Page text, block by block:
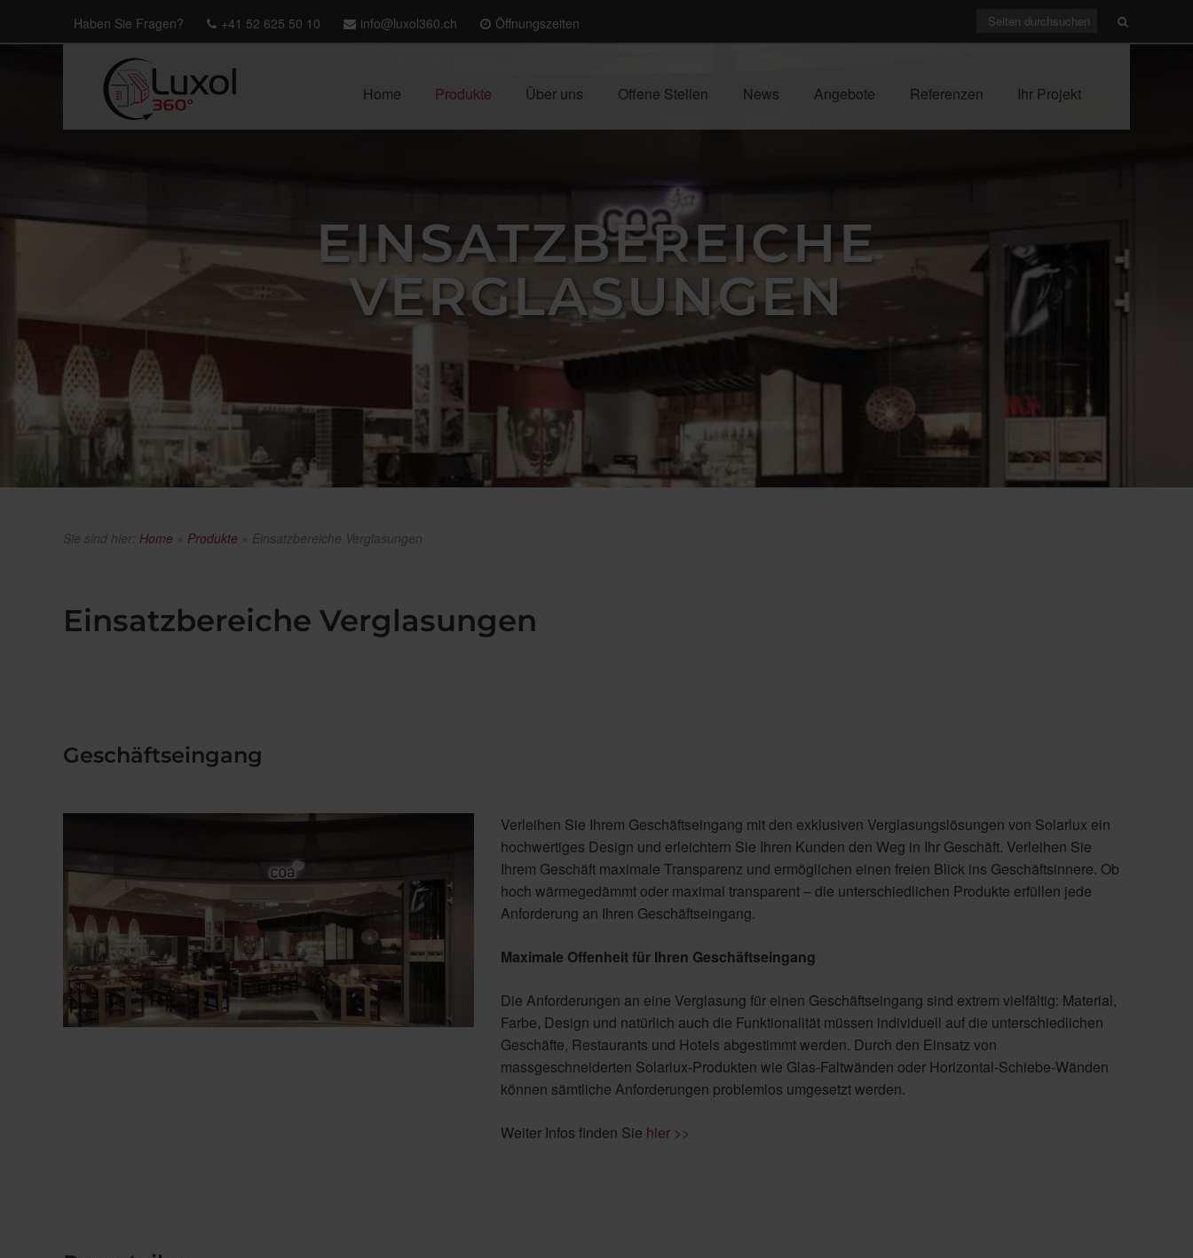
Haben Sie Fragen? +41 52 625 50 10 info@luxol360.ch Öffnungszeiten
Home Produkte Über uns Offene Stellen News Angebote Referenzen Ihr Projekt
EINSATZBEREICHE
VERGLASUNGEN
Sie sind hier: Home » Produkte » Einsatzbereiche Verglasungen
Einsatzbereiche Verglasungen
Geschäftseingang
Verleihen Sie Ihrem Geschäftseingang mit den exklusiven Verglasungslösungen von Solarlux ein
hochwertiges Design und erleichtern Sie Ihren Kunden den Weg in Ihr Geschäft. Verleihen Sie
Ihrem Geschäft maximale Transparenz und ermöglichen einen freien Blick ins Geschäftsinnere. Ob
hoch wärmegedämmt oder maximal transparent – die unterschiedlichen Produkte erfüllen jede
Anforderung an Ihren Geschäftseingang.
Maximale Offenheit für Ihren Geschäftseingang
Die Anforderungen an eine Verglasung für einen Geschäftseingang sind extrem vielfältig: Material,
Farbe, Design und natürlich auch die Funktionalität müssen individuell auf die unterschiedlichen
Geschäfte, Restaurants und Hotels abgestimmt werden. Durch den Einsatz von
massgeschneiderten Solarlux-Produkten wie Glas-Faltwänden oder Horizontal-Schiebe-Wänden
können sämtliche Anforderungen problemlos umgesetzt werden.
Weiter Infos finden Sie hier >>